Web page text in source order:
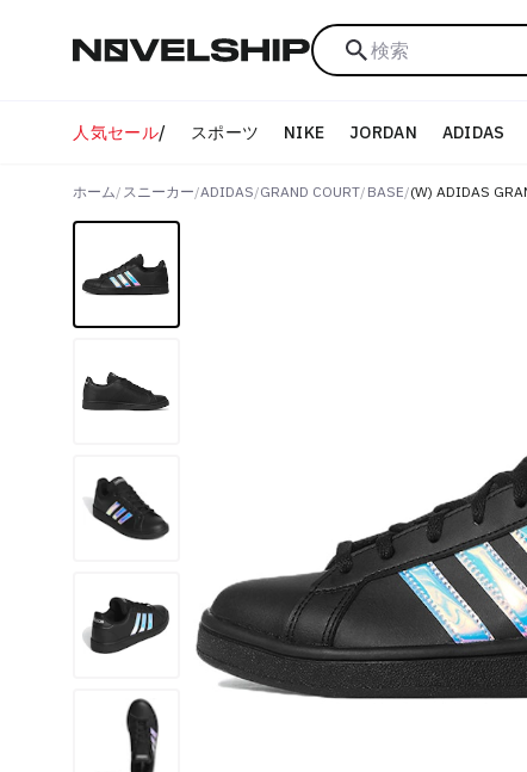
検索
人気セール/ スポーツ NIKE JORDAN ADIDAS
ホーム/ スニーカー/ADIDAS/GRAND COURT/ BASE/